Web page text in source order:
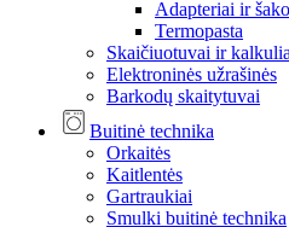
Adapteriai ir
Termopasta
Skaičiuotuvai ir
Elektroninės užrašinės
Barkodų skaitytuvai
Buitinė technika
Orkaitės
Kaitlentės
Gartraukiai
Smulki buitinė technika